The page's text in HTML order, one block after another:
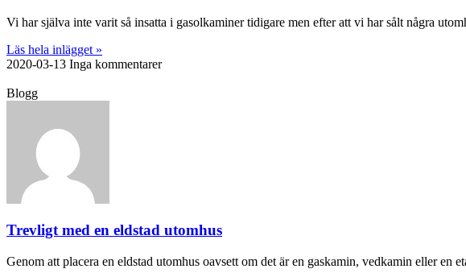
Vi har själva inte varit så insatta i gasolkaminer tidigare men efter att vi har sålt några
Läs hela inlägget »
2020-03-13 Inga kommentarer
Blogg
Trevligt med en eldstad utomhus
Genom att placera en eldstad utomhus oavsett om det är en gaskamin, vedkamin eller